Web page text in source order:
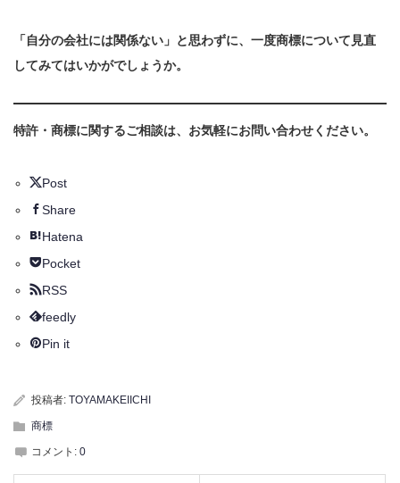
「自分の会社には関係ない」と思わずに、一度商標について見直
してみてはいかがでしょうか。
特許・商標に関するご相談は、お気軽にお問い合わせください。
Post
Share
Hatena
Pocket
RSS
feedly
Pin it
投稿者: TOYAMAKEIICHI
商標
コメント: 0